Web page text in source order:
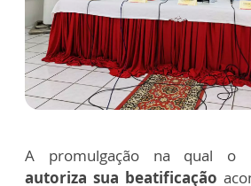
A promulgação na qual o
autoriza sua beatificação